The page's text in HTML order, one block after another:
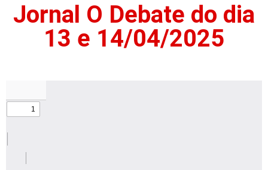
Jornal O Debate do dia
13 e 14/04/2025